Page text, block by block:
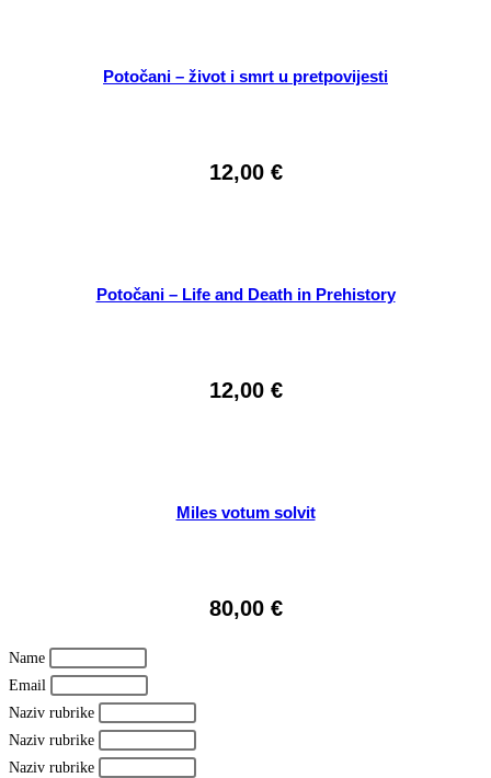
Potočani – život i smrt u pretpovijesti
12,00 €
Potočani – Life and Death in Prehistory
12,00 €
Miles votum solvit
80,00 €
Name
Email
Naziv rubrike
Naziv rubrike
Naziv rubrike